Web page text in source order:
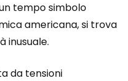
tempo simbolo
americana, si trova
inusuale.
da tensioni